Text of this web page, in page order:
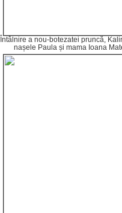
Întâlnire a nou-botezatei pruncă,
nașele Paula și mama Ioana